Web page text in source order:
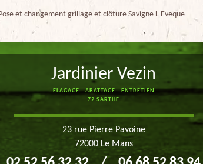
Pose et changement grillage et clôture Savigne L Eveque
Jardinier Vezin
ELAGAGE - ABATTAGE - ENTRETIEN
72 SARTHE
23 rue Pierre Pavoine
72000 Le Mans